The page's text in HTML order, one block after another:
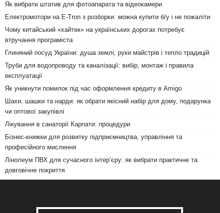
Як вибрати штатив для фотоапарата та відеокамери
Електромотори на E-Tron з розборки: можна купити б/у і не пожаліти
Чому китайський «хайтек» на українських дорогах потребує
втручання програміста
Глиняний посуд України: душа землі, руки майстрів і тепло традицій
Труби для водопроводу та каналізації: вибір, монтаж і правила
експлуатації
Як уникнути помилок під час оформлення кредиту в Amigo
Шахи, шашки та нарди: як обрати якісний набір для дому, подарунка
чи оптової закупівлі
Лікування в санаторії Карпати: процедури
Бізнес-книжки для розвитку підприємництва, управління та
професійного мислення
Лінолеум ПВХ для сучасного інтер’єру: як вибрати практичне та
довговічне покриття